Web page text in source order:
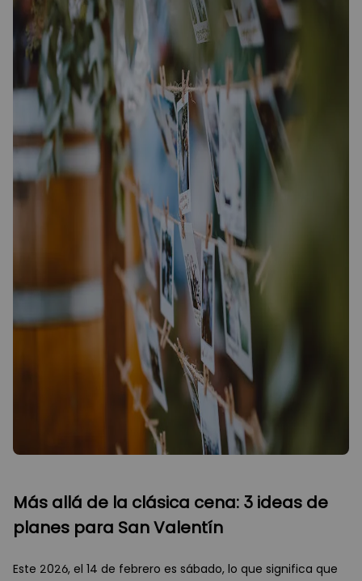
Más allá de la clásica cena: 3 ideas de
planes para San Valentín
Este 2026, el 14 de febrero es sábado, lo que significa que